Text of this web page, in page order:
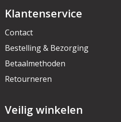
Klantenservice
Contact
Bestelling & Bezorging
Betaalmethoden
Retourneren
Veilig winkelen